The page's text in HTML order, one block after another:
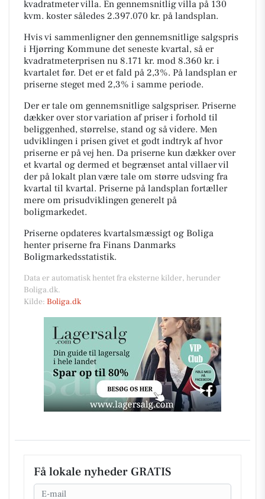
kvadratmeter villa. En gennemsnitlig villa på 130
kvm. koster således 2.397.070 kr. på landsplan.
Hvis vi sammenligner den gennemsnitlige salgspris
i Hjørring Kommune det seneste kvartal, så er
kvadratmeterprisen nu 8.171 kr. mod 8.360 kr. i
kvartalet før. Det er et fald på 2,3%. På landsplan er
priserne steget med 2,3% i samme periode.
Der er tale om gennemsnitlige salgspriser. Priserne
dækker over stor variation af priser i forhold til
beliggenhed, størrelse, stand og så videre. Men
udviklingen i prisen givet et godt indtryk af hvor
priserne er på vej hen. Da priserne kun dækker over
et kvartal og dermed et begrænset antal villaer vil
der på lokalt plan være tale om større udsving fra
kvartal til kvartal. Priserne på landsplan fortæller
mere om prisudviklingen generelt på
boligmarkedet.
Priserne opdateres kvartalsmæssigt og Boliga
henter priserne fra Finans Danmarks
Boligmarkedsstatistik.
Data er automatisk hentet fra eksterne kilder, herunder
Boliga.dk.
Kilde: Boliga.dk
Få lokale nyheder GRATIS
Email